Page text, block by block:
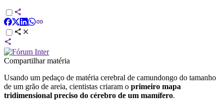
Compartilhar matéria
Usando um pedaço de matéria cerebral de camundongo do tamanho
de um grão de areia, cientistas criaram o primeiro mapa
tridimensional preciso do cérebro de um mamífero.